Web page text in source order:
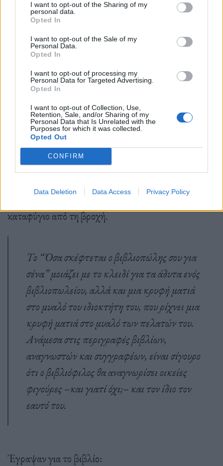
I want to opt-out of the Sharing of my
personal data.
Opted In
I want to opt-out of the Sale of my
Personal Data.
Opted In
I want to opt-out of processing my
Personal Data for Targeted Advertising.
Opted In
I want to opt-out of Collection, Use,
Retention, Sale, and/or Sharing of my
Personal Data that Is Unrelated with the
Purposes for which it was collected.
Opted Out
CONFIRM
Data Deletion Data Access Privacy Policy
ακόμα και από τους πιο κοντινούς μας. Ο Shaun
Bythell, ιδιοκτήτης παλαιοβιβλιοπωλείου σε μια
κωμόπολη της Σκωτίας, είναι μια τέτοια περίπτωση
ανθρώπου. Πίσω από το ταμείο παρατηρεί τους
πελάτες του, και είναι τόσο διαφορετικοί μεταξύ
να τους κατατάξει σε κατηγορίες. To Όσα σκέφτεται
ο βιβλιοπώλης σου για σένα αποτελεί μια
λεπτομερή αλλά ταυτόχρονα ξεκαρδιστική
καταγραφή των ανθρώπων που συχνάζουν σε
μέχρι τους περαστικούς ποδηλάτες που αναζητούν
καταφύγιο από τη βροχή.
Το “Όσα σκέφτεται ο βιβλιοπώλης σου για
σένα” μοιάζει με το κλειδί για τα άδυτα ενός
βιβλιοπωλείου, αλλά και μια κρυφή ματιά
στο μυαλό του ιδιοκτήτη του, που ρίχνει μια
κρυφή ματιά στο μυαλό των πελατών του.
Ανάμεσα στις περιγραφές βιβλίων,
αναγνωστών και συγγραφέων, είναι σίγουρο
ότι ο βιβλιόφιλος θα αναγνωρίσει οικείες
φιγούρες –και γιατί όχι;– και τον ίδιο τον
εαυτό του.
Έγραψαν για το βιβλίο: